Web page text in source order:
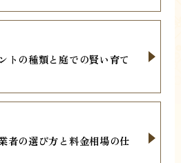
トの種類と庭での賢い育て
者の選び方と料金相場の仕